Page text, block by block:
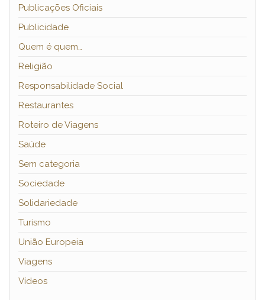
Publicações Oficiais
Publicidade
Quem é quem…
Religião
Responsabilidade Social
Restaurantes
Roteiro de Viagens
Saúde
Sem categoria
Sociedade
Solidariedade
Turismo
União Europeia
Viagens
Vídeos